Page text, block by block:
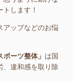
します！
アップなどのお悩
ポーツ整体」 は国
、違和感を取り除